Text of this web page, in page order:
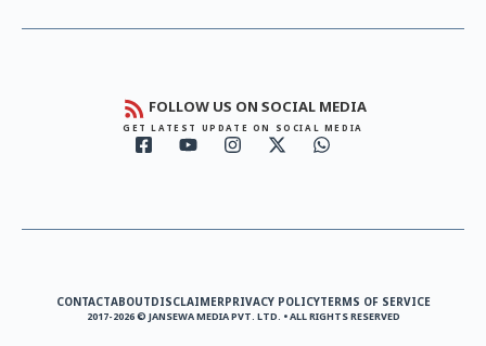
FOLLOW US ON SOCIAL MEDIA
GET LATEST UPDATE ON SOCIAL MEDIA
CONTACTABOUTDISCLAIMERPRIVACY POLICYTERMS OF SERVICE
2017-2026 © JANSEWA MEDIA PVT. LTD. • ALL RIGHTS RESERVED